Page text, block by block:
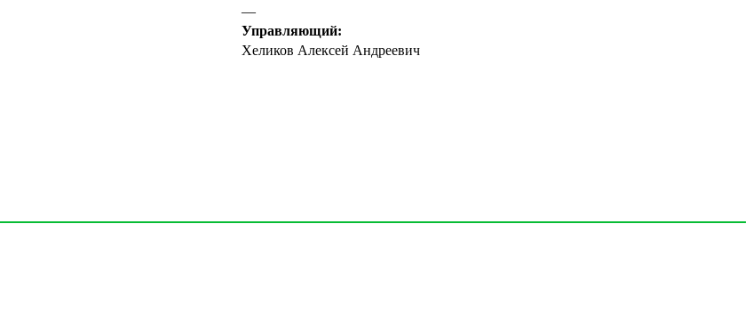
—
Управляющий:
Хеликов Алексей Андреевич